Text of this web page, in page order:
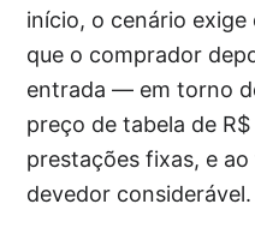
início, o cenário
que o comprador
entrada — em torno
preço de tabela de
prestações fixas, e
devedor considerável.